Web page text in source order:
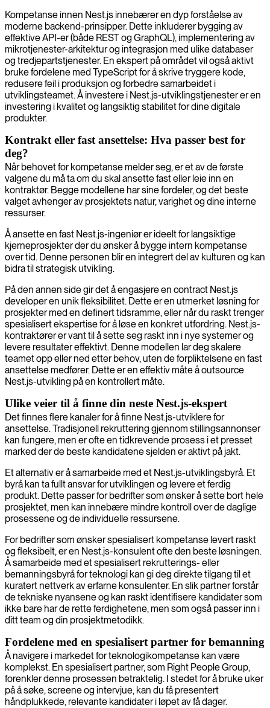
Kompetanse innen Nest.js innebærer en dyp forståelse av
moderne backend-prinsipper. Dette inkluderer bygging av
effektive API-er (både REST og GraphQL), implementering av
mikrotjenester-arkitektur og integrasjon med ulike databaser
og tredjepartstjenester. En ekspert på området vil også aktivt
bruke fordelene med TypeScript for å skrive tryggere kode,
redusere feil i produksjon og forbedre samarbeidet i
utviklingsteamet. Å investere i Nest.js-utviklingstjenester er en
investering i kvalitet og langsiktig stabilitet for dine digitale
produkter.
Kontrakt eller fast ansettelse: Hva passer best for
deg?
Når behovet for kompetanse melder seg, er et av de første
valgene du må ta om du skal ansette fast eller leie inn en
kontraktør. Begge modellene har sine fordeler, og det beste
valget avhenger av prosjektets natur, varighet og dine interne
ressurser.
Å ansette en fast Nest.js-ingeniør er ideelt for langsiktige
kjerneprosjekter der du ønsker å bygge intern kompetanse
over tid. Denne personen blir en integrert del av kulturen og kan
bidra til strategisk utvikling.
På den annen side gir det å engasjere en contract Nest.js
developer en unik fleksibilitet. Dette er en utmerket løsning for
prosjekter med en definert tidsramme, eller når du raskt trenger
spesialisert ekspertise for å løse en konkret utfordring. Nest.js-
kontraktører er vant til å sette seg raskt inn i nye systemer og
levere resultater effektivt. Denne modellen lar deg skalere
teamet opp eller ned etter behov, uten de forpliktelsene en fast
ansettelse medfører. Dette er en effektiv måte å outsource
Nest.js-utvikling på en kontrollert måte.
Ulike veier til å finne din neste Nest.js-ekspert
Det finnes flere kanaler for å finne Nest.js-utviklere for
ansettelse. Tradisjonell rekruttering gjennom stillingsannonser
kan fungere, men er ofte en tidkrevende prosess i et presset
marked der de beste kandidatene sjelden er aktivt på jakt.
Et alternativ er å samarbeide med et Nest.js-utviklingsbyrå. Et
byrå kan ta fullt ansvar for utviklingen og levere et ferdig
produkt. Dette passer for bedrifter som ønsker å sette bort hele
prosjektet, men kan innebære mindre kontroll over de daglige
prosessene og de individuelle ressursene.
For bedrifter som ønsker spesialisert kompetanse levert raskt
og fleksibelt, er en Nest.js-konsulent ofte den beste løsningen.
Å samarbeide med et spesialisert rekrutterings- eller
bemanningsbyrå for teknologi kan gi deg direkte tilgang til et
kuratert nettverk av erfarne konsulenter. En slik partner forstår
de tekniske nyansene og kan raskt identifisere kandidater som
ikke bare har de rette ferdighetene, men som også passer inn i
ditt team og din prosjektmetodikk.
Fordelene med en spesialisert partner for bemanning
Å navigere i markedet for teknologikompetanse kan være
komplekst. En spesialisert partner, som Right People Group,
forenkler denne prosessen betraktelig. I stedet for å bruke uker
på å søke, screene og intervjue, kan du få presentert
håndplukkede, relevante kandidater i løpet av få dager.